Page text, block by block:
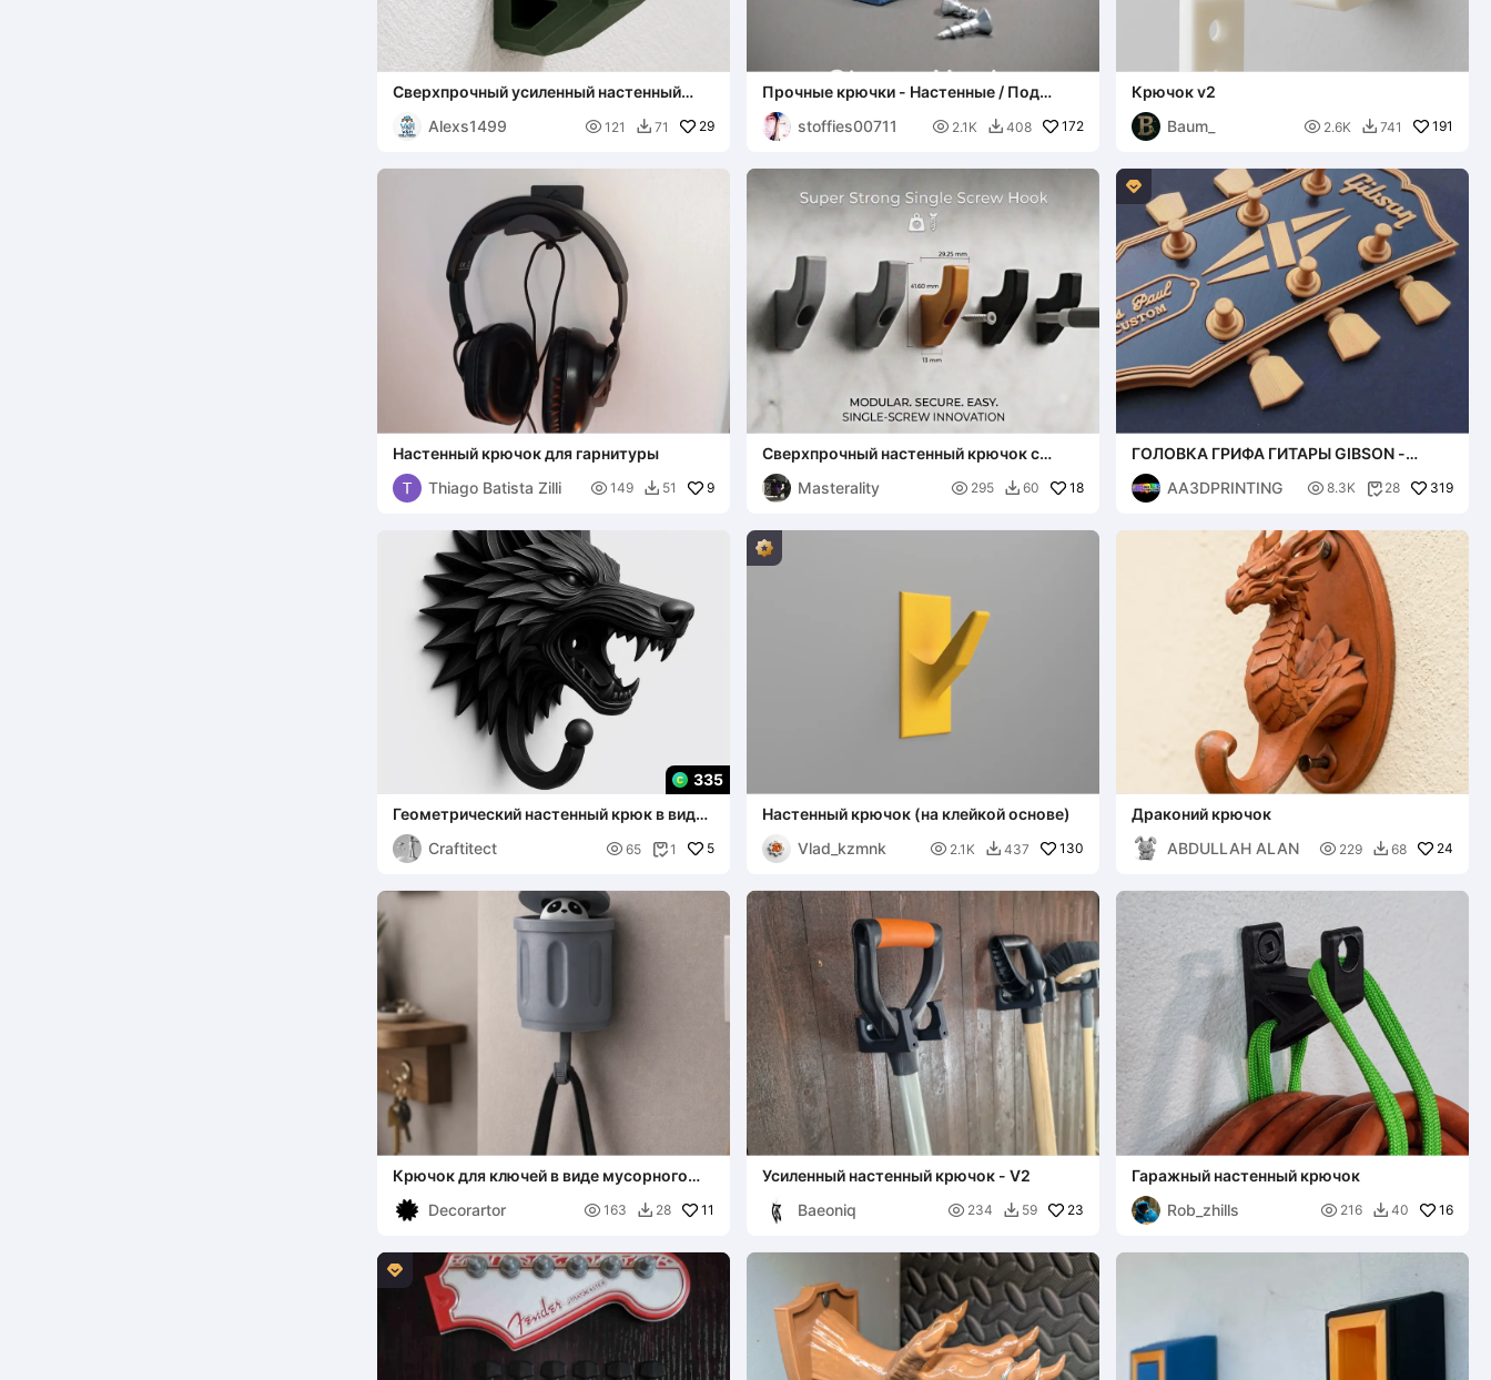
Сверхпрочный усиленный настенный
Alexs1499
 121  71 29
Прочные крючки - Настенные / Под
столешницу
stoffies00711
 2.1K  408 172
Крючок v2
Baum_
 2.6K  741 191
Настенный крючок для гарнитуры
Thiago Batista Zilli
 149  51 9
Сверхпрочный настенный крючок с
одним винтом
Masterality
 295  60 18

ГОЛОВКА ГРИФА ГИТАРЫ GIBSON -
КЛЮЧНИЦА / НАСТЕННЫЙ ДЕКОР
AA3DPRINTING
 8.3K  28 319
335
Геометрический настенный крюк в виде
головы волка
Craftitect
 65 1 5
Настенный крючок (на клейкой основе)
Vlad_kzmnk
 2.1K  437 130
Драконий крючок
ABDULLAH ALAN
 229  68 24
Крючок для ключей в виде мусорного
выдвижным механизмом
Decorartor  163  28 11
Усиленный настенный крючок - V2
Baeoniq
 234  59 23
Гаражный настенный крючок
Rob_zhills
 216  40 16
